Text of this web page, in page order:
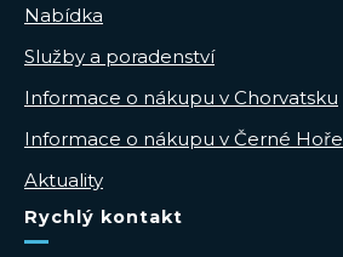
Nabídka
Služby a poradenství
Informace o nákupu v Chorvatsku
Informace o nákupu v Černé Hoře
Aktuality
Rychlý kontakt